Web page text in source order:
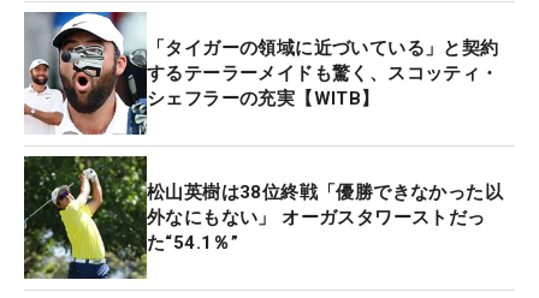
いう驚異的な安定感。オーガスタでは「66」、
「72」、「71」、「68」というスコアを刻んだ
が、今年に入りオーバーパーがないというのも驚き
だ。「オーバーパーがどれだけ嫌なことか。今年は
まだそれを経験していないからうれしい」。グリー
ンジャケットを手にいれるにふさわしいゴルフを続
けてきた。
そして、この後、さらに大きな“宝物”が家にやって
「タイガーの領域に近づいている」と契約
するテーラーメイドも驚く、スコッティ・
シェフラーの充実【WITB】
松山英樹は38位終戦「優勝できなかった以
外なにもない」 オーガスタワーストだっ
た“54.1％”